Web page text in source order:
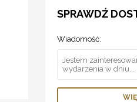
SPRAWDŹ
Wiadomość: